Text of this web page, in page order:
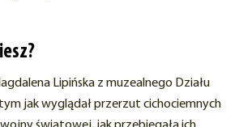
Lipińska z muzealnego Działu
jak wyglądał przerzut cichociemnych